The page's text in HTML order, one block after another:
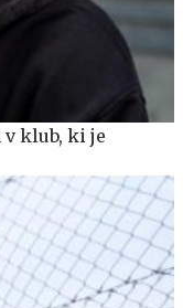
klub, ki je